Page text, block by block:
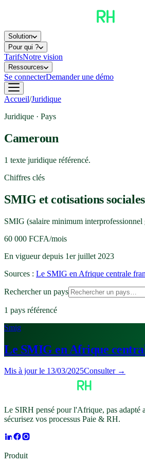
Solution
Pour qui ?
TarifsNotre vision
Ressources
Se connecterDemander une démo
Accueil/Juridique
Juridique · Pays
Cameroun
1 texte juridique référencé.
Chiffres clés
SMIG et cotisations
SMIG (salaire minimum interprofessionnel
60 000 FCFA/mois
En vigueur depuis 1er juillet 2023
Sources : Le SMIG en Afrique centrale
Rechercher un pays
1 pays référencé
Smig
Le SMIG en Afrique
Mis à jour le 13/03/2025Consulter →
Le SIRH pensé pour l'Afrique, pas adapté
sécurisez vos processus Paie & RH.
Produit